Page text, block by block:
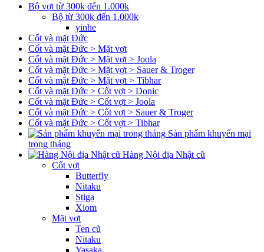
Bộ vợt từ 300k đến 1.000k
Bộ từ 300k đến 1.000k
yinhe
Cốt và mặt Đức
Cốt và mặt Đức > Mặt vợt
Cốt và mặt Đức > Mặt vợt > Joola
Cốt và mặt Đức > Mặt vợt > Sauer & Troger
Cốt và mặt Đức > Mặt vợt > Tibhar
Cốt và mặt Đức > Cốt vợt > Donic
Cốt và mặt Đức > Cốt vợt > Joola
Cốt và mặt Đức > Cốt vợt > Sauer & Troger
Cốt và mặt Đức > Cốt vợt > Tibhar
Sản phẩm khuyến mại
trong tháng
Hàng Nội địa Nhật cũ
Cốt vợt
Butterfly
Nitaku
Stiga
Xiom
Mặt vợt
Ten cũ
Nitaku
Yasaka